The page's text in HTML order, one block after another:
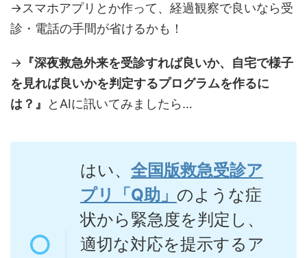
→スマホアプリとか作って、経過観察で良いなら受
診・電話の手間が省けるかも！
→ 『深夜救急外来を受診すれば良いか、自宅で様子
を見れば良いかを判定するプログラムを作るに
は？』
とAIに訊いてみましたら…
はい、 全国版救急受診ア
プリ「Q助」 のような症
状から緊急度を判定し、
適切な対応を提示するア